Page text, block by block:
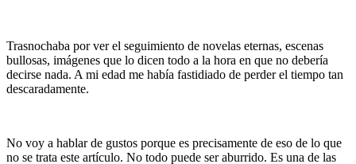
Trasnochaba por ver el seguimiento de novelas eternas, escenas
bullosas, imágenes que lo dicen todo a la hora en que no debería
decirse nada. A mi edad me había fastidiado de perder el tiempo tan
descaradamente.
No voy a hablar de gustos porque es precisamente de eso de lo que
no se trata este artículo. No todo puede ser aburrido. Es una de las